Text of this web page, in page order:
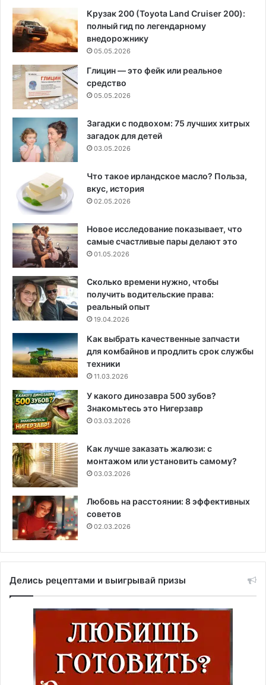
Крузак 200 (Toyota Land Cruiser 200):
полный гид по легендарному
внедорожнику
05.05.2026
Глицин — это фейк или реальное
средство
05.05.2026
Загадки с подвохом: 75 лучших хитрых
загадок для детей
03.05.2026
Что такое ирландское масло? Польза,
вкус, история
02.05.2026
Новое исследование показывает, что
самые счастливые пары делают это
01.05.2026
Сколько времени нужно, чтобы
получить водительские права:
реальный опыт
19.04.2026
Как выбрать качественные запчасти
для комбайнов и продлить срок службы
техники
11.03.2026
У какого динозавра 500 зубов?
Знакомьтесь это Нигерзавр
03.03.2026
Как лучше заказать жалюзи: с
монтажом или установить самому?
03.03.2026
Любовь на расстоянии: 8 эффективных
советов
02.03.2026
Делись рецептами и выигрывай призы